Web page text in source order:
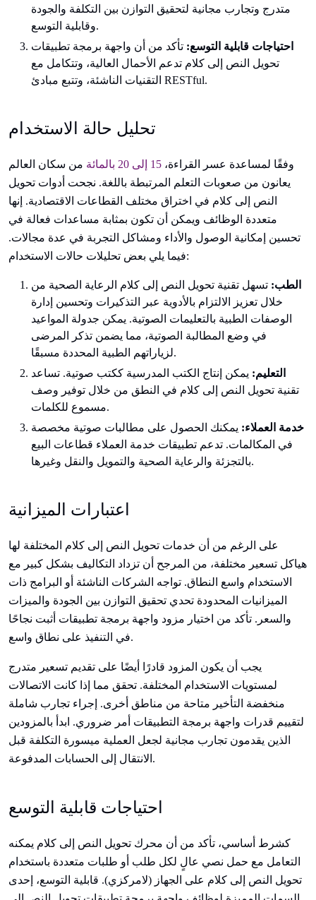
متدرج وتجارب مجانية لتحقيق التوازن بين التكلفة والجودة
وقابلية التوسع.
احتياجات قابلية التوسع: تأكد من أن واجهة برمجة تطبيقات
تحويل النص إلى كلام تدعم الأحمال العالية، وتتكامل مع
التقنيات الناشئة، وتتبع مبادئ RESTful.
تحليل حالة الاستخدام
وفقًا لمساعدة عسر القراءة، 15 إلى 20 بالمائة
من سكان العالم
يعانون من صعوبات التعلم المرتبطة باللغة. نجحت أدوات تحويل
النص إلى كلام في اختراق مختلف القطاعات الاقتصادية. إنها
متعددة الوظائف ويمكن أن تكون بمثابة مساعدات فعالة في
تحسين إمكانية الوصول والأداء ومشاكل التجربة في عدة مجالات.
فيما يلي بعض تحليلات حالات الاستخدام:
الطب: تسهل تقنية تحويل النص إلى كلام الرعاية الصحية من
خلال تعزيز الالتزام بالأدوية عبر التذكيرات وتحسين إدارة
الوصفات الطبية بالتعليمات الصوتية. يمكن جدولة المواعيد
في وضع المطالبة الصوتية، مما يضمن تذكر المرضى
لزياراتهم الطبية المحددة مسبقًا.
التعليم: يمكن إنتاج الكتب المدرسية ككتب صوتية. تساعد
تقنية تحويل النص إلى كلام في النطق من خلال توفير وصف
مسموع للكلمات.
خدمة العملاء: يمكنك الحصول على مطالبات صوتية مخصصة
في المكالمات. تدعم تطبيقات خدمة العملاء قطاعات البيع
بالتجزئة والرعاية الصحية والتمويل والنقل وغيرها.
اعتبارات الميزانية
على الرغم من أن خدمات تحويل النص إلى كلام المختلفة لها
هياكل تسعير مختلفة، من المرجح أن تزداد التكاليف بشكل كبير مع
الاستخدام واسع النطاق. تواجه الشركات الناشئة أو البرامج ذات
الميزانيات المحدودة تحدي تحقيق التوازن بين الجودة والميزات
والسعر. تأكد من اختيار مزود واجهة برمجة تطبيقات أثبت نجاحًا
في التنفيذ على نطاق واسع.
يجب أن يكون المزود قادرًا أيضًا على تقديم تسعير متدرج
لمستويات الاستخدام المختلفة. تحقق مما إذا كانت الاتصالات
منخفضة التأخير متاحة من مناطق أخرى. إجراء تجارب شاملة
لتقييم قدرات واجهة برمجة التطبيقات أمر ضروري. ابدأ بالمزودين
الذين يقدمون تجارب مجانية لجعل العملية ميسورة التكلفة قبل
الانتقال إلى الحسابات المدفوعة.
احتياجات قابلية التوسع
كشرط أساسي، تأكد من أن محرك تحويل النص إلى كلام يمكنه
التعامل مع حمل نصي عالٍ لكل طلب أو طلبات متعددة باستخدام
تحويل النص إلى كلام على الجهاز (لامركزي). قابلية التوسع، إحدى